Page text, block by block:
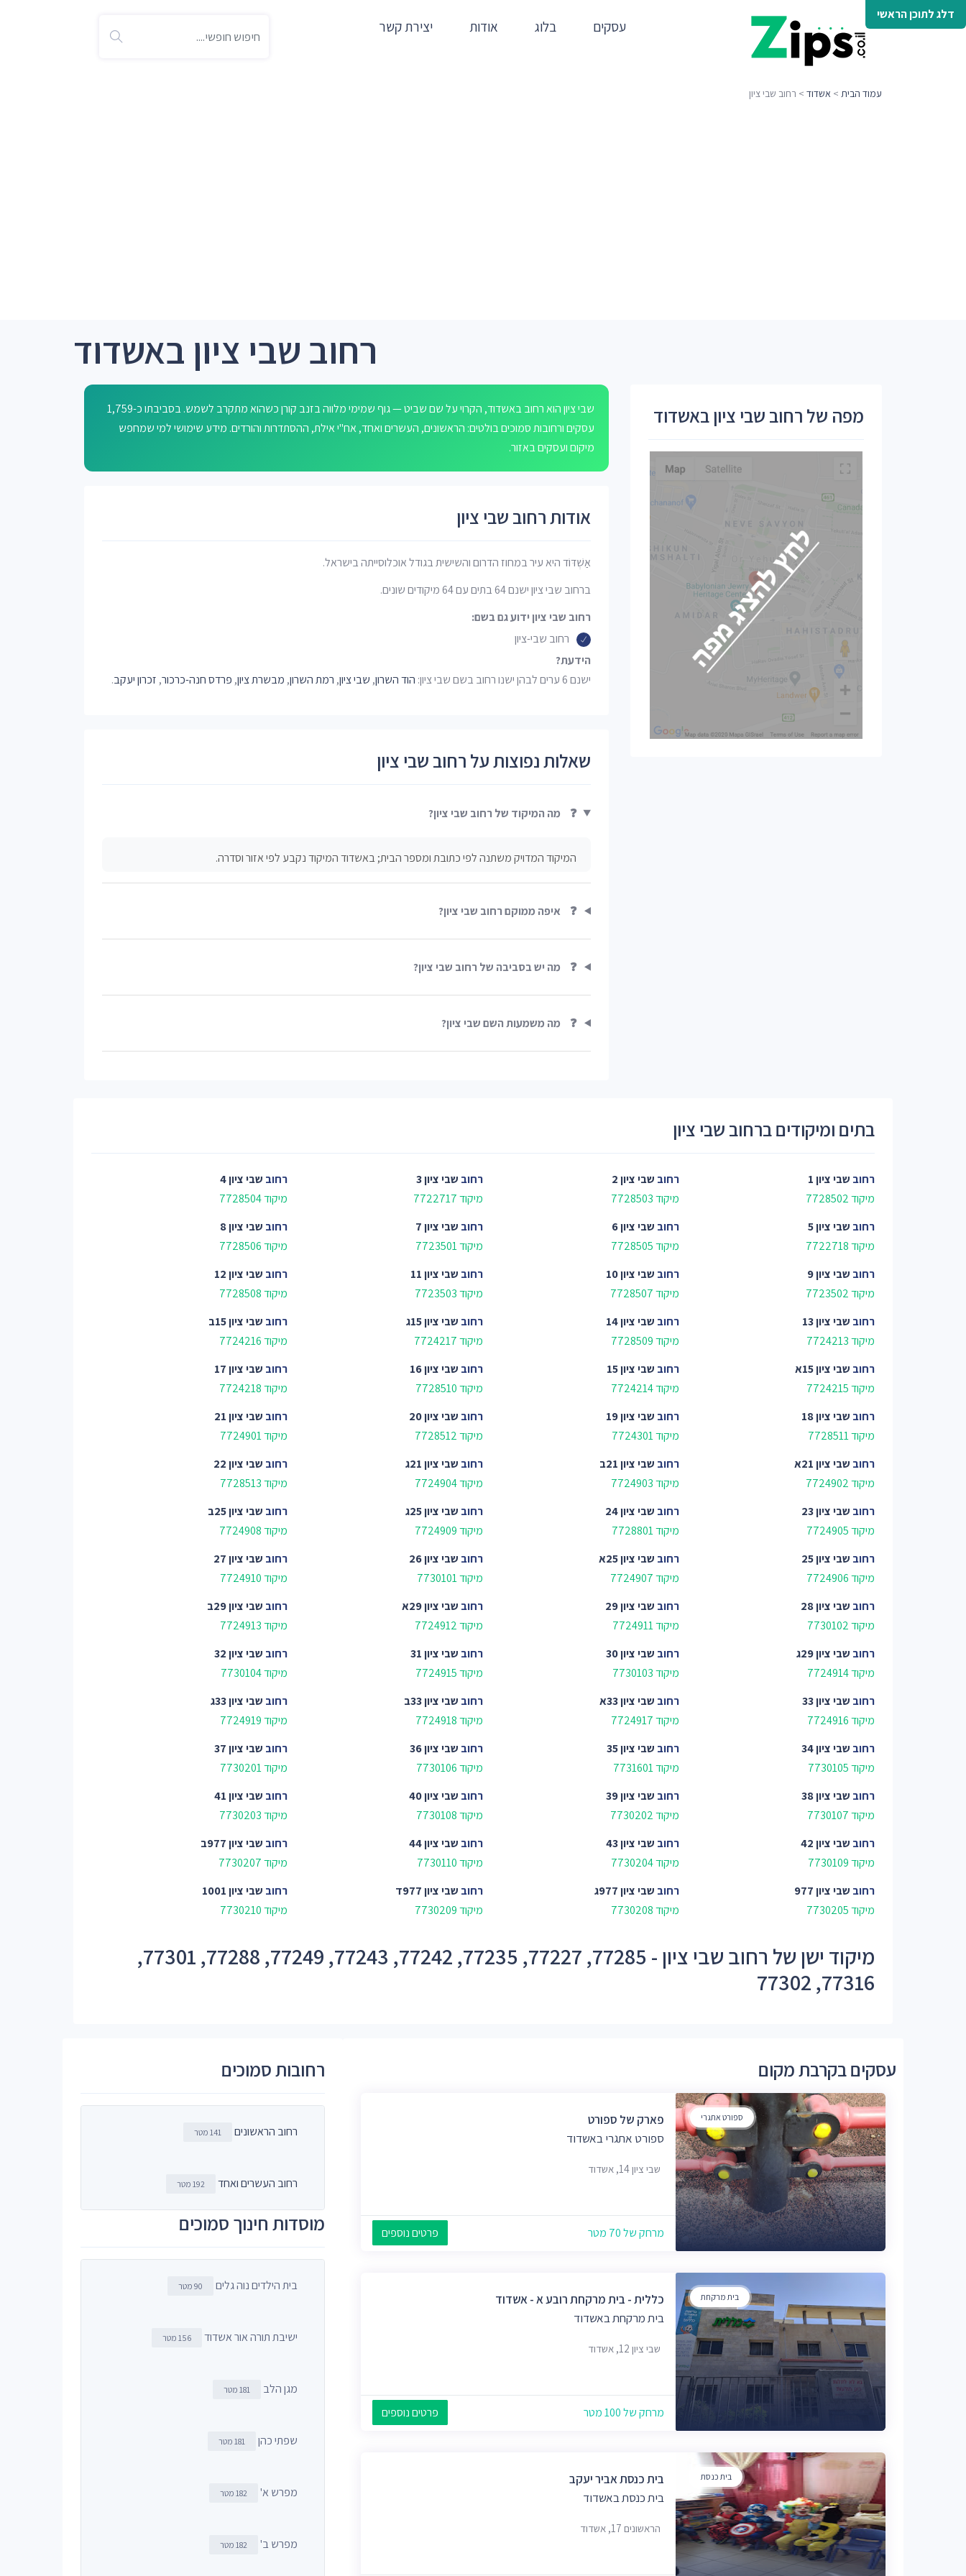
דלג לתוכן הראשי
עסקים בלוג אודות יצירת קשר
עמוד הבית > אשדוד > רחוב שבי ציון
רחוב שבי ציון באשדוד
שבי ציון הוא רחוב באשדוד, הקרוי על שם שביט — גוף שמימי מלווה בזנב קורן כשהוא מתקרב לשמש. בסביבתו כ-1,759
עסקים ורחובות סמוכים בולטים: הראשונים, העשרים ואחד, אח"י אילת, ההסתדרות והורדים. מידע שימושי למי שמחפש
מיקום ועסקים באזור.
אודות רחוב שבי ציון
אַשְׁדּוֹד היא עיר במחוז הדרום והשישית בגודל אוכלוסייתה בישראל.
ברחוב שבי ציון ישנם 64 בתים עם 64 מיקודים שונים.
רחוב שבי ציון ידוע גם בשם:
רחוב שבי-ציון
הידעת?
ישנם 6 ערים לבהן ישנו רחוב בשם שבי ציון:
הוד השרון, שבי ציון, רמת השרון, מבשרת ציון, פרדס חנה-כרכור, זכרון יעקב.
שאלות נפוצות על רחוב שבי ציון
❓ מה המיקוד של רחוב שבי ציון?
המיקוד המדויק משתנה לפי כתובת ומספר הבית; באשדוד המיקוד נקבע לפי אזור וסדרה.
❓ איפה ממוקם רחוב שבי ציון?
❓ מה יש בסביבה של רחוב שבי ציון?
❓ מה משמעות השם שבי ציון?
מפה של רחוב שבי ציון באשדוד
בתים ומיקודים ברחוב שבי ציון
רחוב שבי ציון 1
מיקוד 7728502
רחוב שבי ציון 2
מיקוד 7728503
רחוב שבי ציון 3
מיקוד 7722717
רחוב שבי ציון 4
מיקוד 7728504
רחוב שבי ציון 5
מיקוד 7722718
רחוב שבי ציון 6
מיקוד 7728505
רחוב שבי ציון 7
מיקוד 7723501
רחוב שבי ציון 8
מיקוד 7728506
רחוב שבי ציון 9
מיקוד 7723502
רחוב שבי ציון 10
מיקוד 7728507
רחוב שבי ציון 11
מיקוד 7723503
רחוב שבי ציון 12
מיקוד 7728508
רחוב שבי ציון 13
מיקוד 7724213
רחוב שבי ציון 14
מיקוד 7728509
רחוב שבי ציון 15ג
מיקוד 7724217
רחוב שבי ציון 15ב
מיקוד 7724216
רחוב שבי ציון 15א
מיקוד 7724215
רחוב שבי ציון 15
מיקוד 7724214
רחוב שבי ציון 16
מיקוד 7728510
רחוב שבי ציון 17
מיקוד 7724218
רחוב שבי ציון 18
מיקוד 7728511
רחוב שבי ציון 19
מיקוד 7724301
רחוב שבי ציון 20
מיקוד 7728512
רחוב שבי ציון 21
מיקוד 7724901
רחוב שבי ציון 21א
מיקוד 7724902
רחוב שבי ציון 21ב
מיקוד 7724903
רחוב שבי ציון 21ג
מיקוד 7724904
רחוב שבי ציון 22
מיקוד 7728513
רחוב שבי ציון 23
מיקוד 7724905
רחוב שבי ציון 24
מיקוד 7728801
רחוב שבי ציון 25ג
מיקוד 7724909
רחוב שבי ציון 25ב
מיקוד 7724908
רחוב שבי ציון 25
מיקוד 7724906
רחוב שבי ציון 25א
מיקוד 7724907
רחוב שבי ציון 26
מיקוד 7730101
רחוב שבי ציון 27
מיקוד 7724910
רחוב שבי ציון 28
מיקוד 7730102
רחוב שבי ציון 29
מיקוד 7724911
רחוב שבי ציון 29א
מיקוד 7724912
רחוב שבי ציון 29ב
מיקוד 7724913
רחוב שבי ציון 29ג
מיקוד 7724914
רחוב שבי ציון 30
מיקוד 7730103
רחוב שבי ציון 31
מיקוד 7724915
רחוב שבי ציון 32
מיקוד 7730104
רחוב שבי ציון 33
מיקוד 7724916
רחוב שבי ציון 33א
מיקוד 7724917
רחוב שבי ציון 33ב
מיקוד 7724918
רחוב שבי ציון 33ג
מיקוד 7724919
רחוב שבי ציון 34
מיקוד 7730105
רחוב שבי ציון 35
מיקוד 7731601
רחוב שבי ציון 36
מיקוד 7730106
רחוב שבי ציון 37
מיקוד 7730201
רחוב שבי ציון 38
מיקוד 7730107
רחוב שבי ציון 39
מיקוד 7730202
רחוב שבי ציון 40
מיקוד 7730108
רחוב שבי ציון 41
מיקוד 7730203
רחוב שבי ציון 42
מיקוד 7730109
רחוב שבי ציון 43
מיקוד 7730204
רחוב שבי ציון 44
מיקוד 7730110
רחוב שבי ציון 977ב
מיקוד 7730207
רחוב שבי ציון 977
מיקוד 7730205
רחוב שבי ציון 977ג
מיקוד 7730208
רחוב שבי ציון 977ד
מיקוד 7730209
רחוב שבי ציון 1001
מיקוד 7730210
מיקוד ישן של רחוב שבי ציון - 77285, 77227, 77235, 77242, 77243, 77249, 77288, 77301,
77316, 77302
עסקים בקרבת מקום
ספורט אתגרי
פארק של ספורט
ספורט אתגרי באשדוד
שבי ציון 14, אשדוד
מרחק של 70 מטר פרטים נוספים
בית מרקחת
כללית - בית מרקחת רובע א - אשדוד
בית מרקחת באשדוד
שבי ציון 12, אשדוד
מרחק של 100 מטר פרטים נוספים
בית כנסת
בית כנסת אביר יעקב
בית כנסת באשדוד
הראשונים 17, אשדוד
רחובות סמוכים
רחוב הראשונים 141 מטר
רחוב העשרים ואחד 192 מטר
מוסדות חינוך סמוכים
בית הילדים נוה גלים 90 מטר
ישיבת תורה אור אשדוד 156 מטר
מגן הלב 181 מטר
שפתי כהן 181 מטר
מפרש א' 182 מטר
מפרש ב' 182 מטר